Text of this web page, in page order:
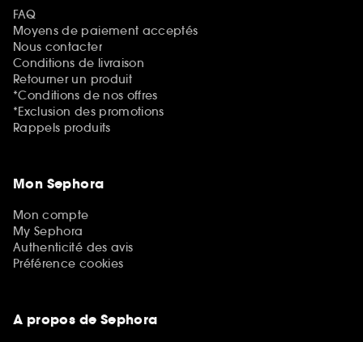
FAQ
Moyens de paiement acceptés
Nous contacter
Conditions de livraison
Retourner un produit
*Conditions de nos offres
*Exclusion des promotions
Rappels produits
Mon Sephora
Mon compte
My Sephora
Authenticité des avis
Préférence cookies
A propos de Sephora